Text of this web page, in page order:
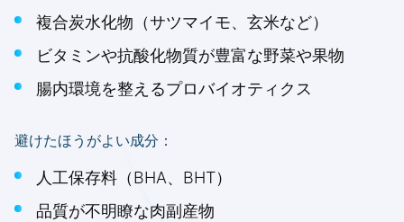
複合炭水化物（サツマイモ、玄米など）
ビタミンや抗酸化物質が豊富な野菜や果物
腸内環境を整えるプロバイオティクス
避けたほうがよい成分：
人工保存料（BHA、BHT）
品質が不明瞭な肉副産物